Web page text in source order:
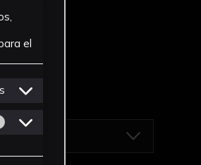
el
cookies de Personalizacion